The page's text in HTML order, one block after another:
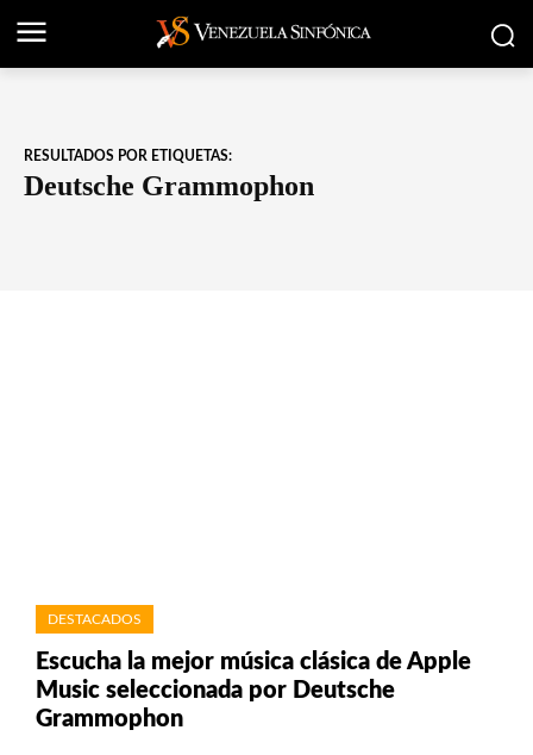
RESULTADOS POR ETIQUETAS:
Deutsche Grammophon
DESTACADOS
Escucha la mejor música clásica de Apple
Music seleccionada por Deutsche
Grammophon